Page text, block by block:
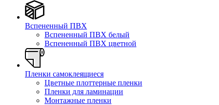
Вспененный ПВХ
Вспененный ПВХ белый
Вспененный ПВХ цветной
Пленки самоклеящиеся
Цветные плоттерные пленки
Пленки для ламинации
Монтажные пленки